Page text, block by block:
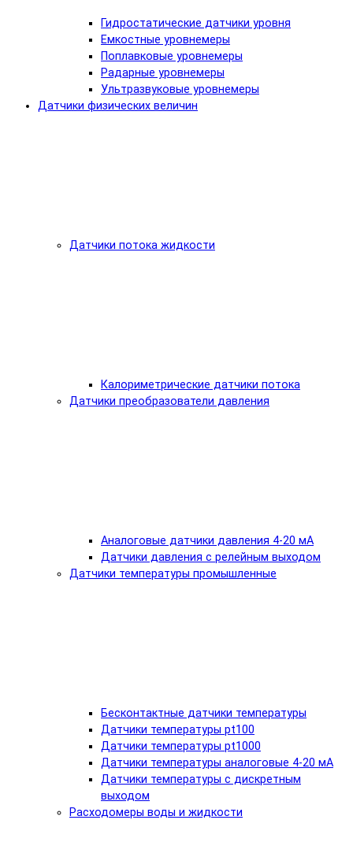
Гидростатические датчики уровня
Емкостные уровнемеры
Поплавковые уровнемеры
Радарные уровнемеры
Ультразвуковые уровнемеры
Датчики физических величин
Датчики потока жидкости
Калориметрические датчики потока
Датчики преобразователи давления
Аналоговые датчики давления 4-20 мА
Датчики давления с релейным выходом
Датчики температуры промышленные
Бесконтактные датчики температуры
Датчики температуры pt100
Датчики температуры pt1000
Датчики температуры аналоговые 4-20 мА
Датчики температуры с дискретным
выходом
Расходомеры воды и жидкости